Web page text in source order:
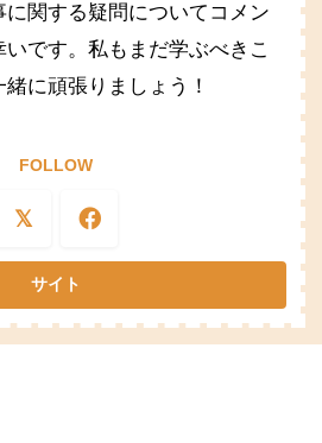
に関する疑問についてコメン
いです。私もまだ学ぶべきこ
に頑張りましょう！
FOLLOW